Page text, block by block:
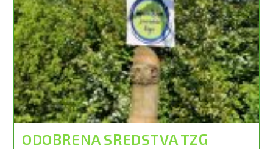
ODOBRENA SREDSTVA TZG